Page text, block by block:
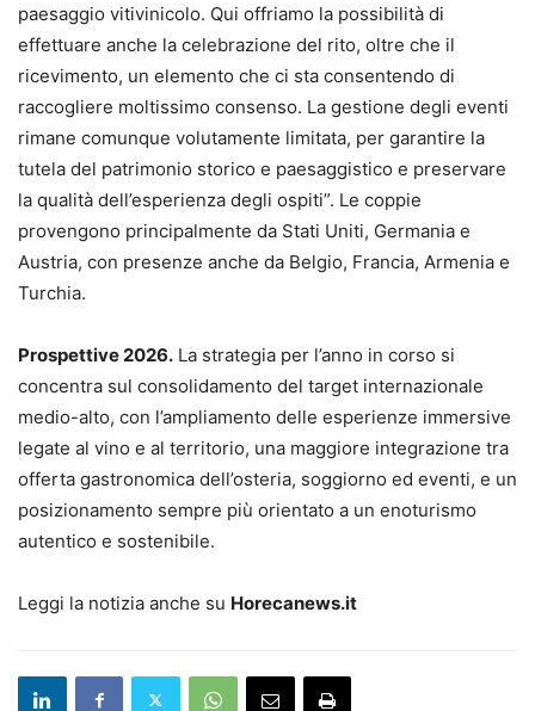
paesaggio vitivinicolo. Qui offriamo la possibilità di
effettuare anche la celebrazione del rito, oltre che il
ricevimento, un elemento che ci sta consentendo di
raccogliere moltissimo consenso. La gestione degli eventi
rimane comunque volutamente limitata, per garantire la
tutela del patrimonio storico e paesaggistico e preservare
la qualità dell’esperienza degli ospiti”. Le coppie
provengono principalmente da Stati Uniti, Germania e
Austria, con presenze anche da Belgio, Francia, Armenia e
Turchia.
Prospettive 2026. La strategia per l’anno in corso si
concentra sul consolidamento del target internazionale
medio-alto, con l’ampliamento delle esperienze immersive
legate al vino e al territorio, una maggiore integrazione tra
offerta gastronomica dell’osteria, soggiorno ed eventi, e un
posizionamento sempre più orientato a un enoturismo
autentico e sostenibile.
Leggi la notizia anche su Horecanews.it